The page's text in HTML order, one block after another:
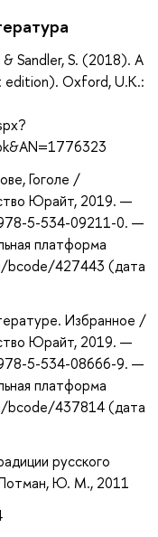
Sandler, S. (2018). A
edition). Oxford, U.K.:
Гоголе /
Юрайт, 2019. —
5-534-09211-0. —
платформа
427443 (дата
Избранное /
Юрайт, 2019. —
5-534-08666-9. —
платформа
437814 (дата
русского
Лотман, Ю. М., 2011